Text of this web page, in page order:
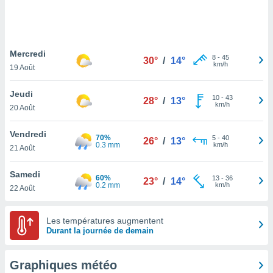
pas
de
cas,
que
sur le
et que
Mercredi
19 Août
30° / 14° 8- 45
km/h
Jeudi
20 Août
28° / 13° 10- 43
km/h
Vendredi
21 Août
70%
0.3 mm
26° / 13° 5- 40
km/h
Samedi
22 Août
60%
0.2 mm
23° / 14° 13- 36
km/h
Les températures augmentent
Durant la journée de demain
Graphiques météo